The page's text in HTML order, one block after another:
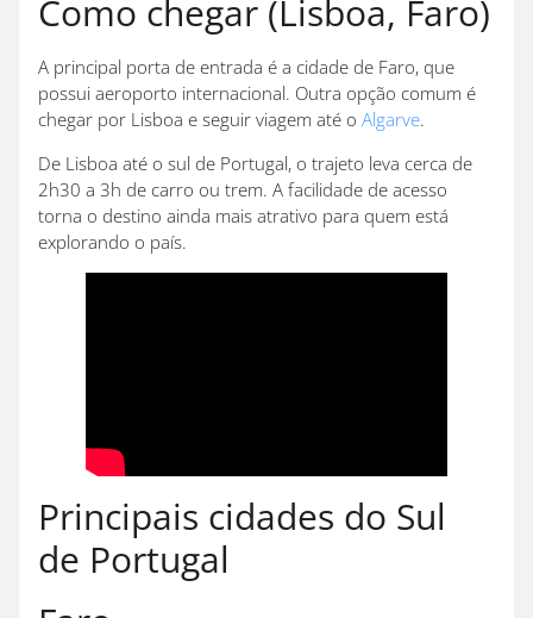
Como chegar (Lisboa, Faro)
A principal porta de entrada é a cidade de Faro, que
possui aeroporto internacional. Outra opção comum é
chegar por Lisboa e seguir viagem até o Algarve.
De Lisboa até o sul de Portugal, o trajeto leva cerca de
2h30 a 3h de carro ou trem. A facilidade de acesso
torna o destino ainda mais atrativo para quem está
explorando o país.
Principais cidades do Sul
de Portugal